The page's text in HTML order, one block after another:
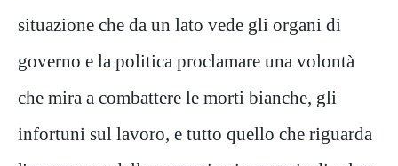
situazione che da un lato vede gli organi di
governo e la politica proclamare una volontà
che mira a combattere le morti bianche, gli
infortuni sul lavoro, e tutto quello che riguarda